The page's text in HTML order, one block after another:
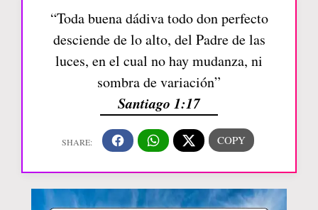
“Toda buena dádiva todo don perfecto
desciende de lo alto, del Padre de las
luces, en el cual no hay mudanza, ni
sombra de variación”
Santiago 1:17